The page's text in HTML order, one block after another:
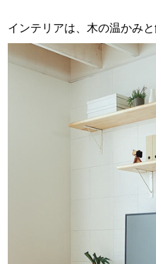
インテリアは、木の温かみ